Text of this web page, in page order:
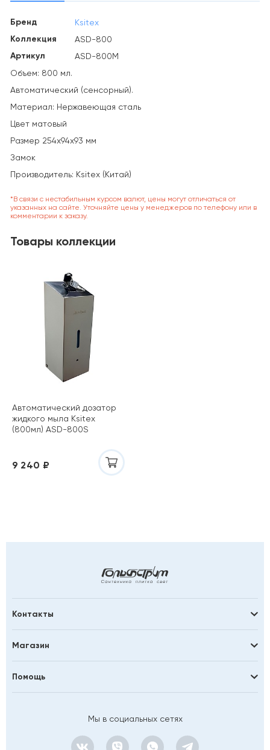
Бренд Ksitex
Коллекция ASD-800
Артикул
ASD-800M
Объем: 800 мл.
Автоматический (сенсорный).
Материал: Нержавеющая сталь
Цвет матовый
Размер 254х94х93 мм
Замок
Производитель: Ksitex (Китай)
*В связи с нестабильным курсом валют, цены могут отличаться от
указанных на сайте. Уточняйте цены у менеджеров по телефону или в
комментарии к заказу.
Товары коллекции
Автоматический дозатор
жидкого мыла Ksitex
(800мл) ASD-800S
9 240 ₽
Контакты
Магазин
Помощь
Мы в социальных сетях